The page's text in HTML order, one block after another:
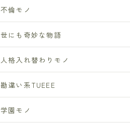
不倫モノ
世にも奇妙な物語
人格入れ替わりモノ
勘違い系TUEEE
学園モノ